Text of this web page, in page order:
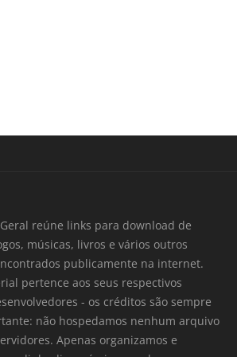
reúne links para download de
músicas, livros e vários outros
publicamente na internet.
pertence aos seus respectivos
- os créditos são sempre
não hospedamos nenhum arquivo
Apenas organizamos e